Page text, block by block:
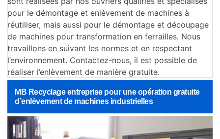
pour le démontage et enlèvement de machines à
réutiliser, mais aussi pour le démontage et découpage
de machines pour transformation en ferrailles. Nous
travaillons en suivant les normes et en respectant
l’environnement. Contactez-nous, il est possible de
réaliser l’enlèvement de manière gratuite.
MB Recyclage entreprise pour une opération gratuite
d’enlèvement de machines industrielles